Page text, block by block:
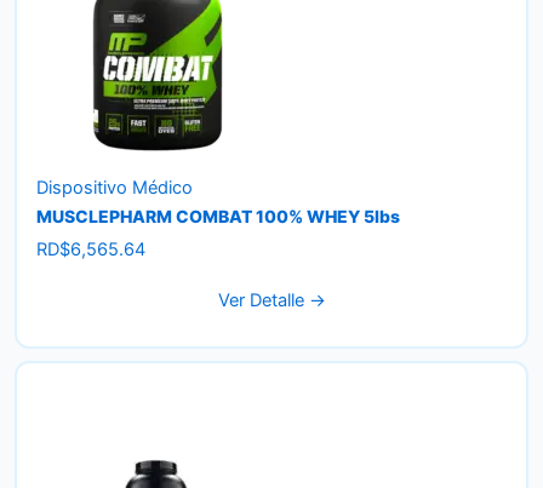
Dispositivo Médico
MUSCLEPHARM COMBAT 100% WHEY 5lbs
RD$6,565.64
Ver Detalle →